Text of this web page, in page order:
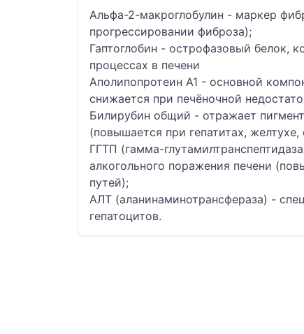
Альфа-2-макроглобулин - маркер
прогрессировании фиброза);
Гаптоглобин - острофазовый белок,
процессах в печени
Аполипопротеин А1 - основной
снижается при печёночной
Билирубин общий - отражает
(повышается при гепатитах,
ГГТП (гамма-
алкогольного поражения печени
путей);
АЛТ (аланинаминотрансфераза) -
гепатоцитов.